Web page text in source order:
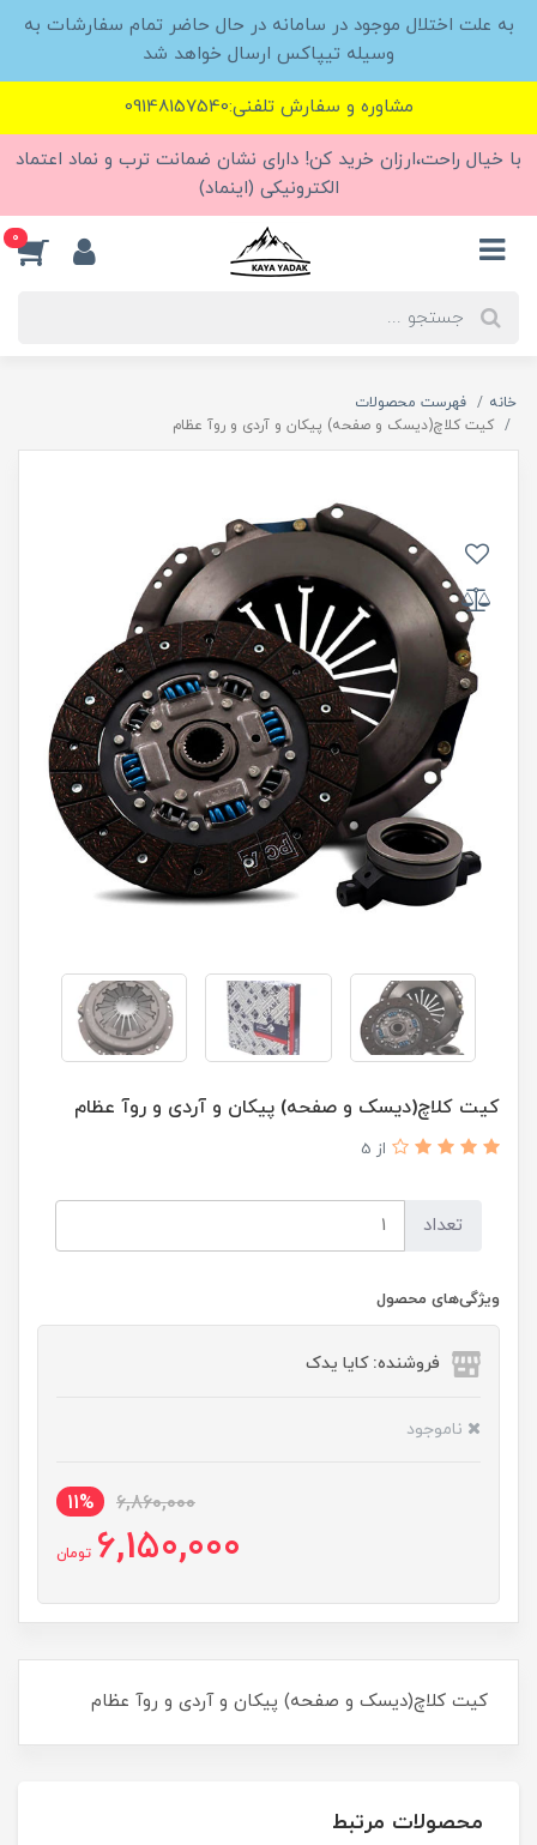
به علت اختلال موجود در سامانه در حال حاضر تمام سفارشات به
وسیله تیپاکس ارسال خواهد شد
مشاوره و سفارش تلفنی:09148157540
با خیال راحت،ارزان خرید کن! دارای نشان ضمانت ترب و نماد اعتماد
الکترونیکی (اینماد)
0
خانه
فهرست محصولات
کیت کلاچ(دیسک و صفحه) پیکان و آردی و روآ عظام
کیت کلاچ(دیسک و صفحه) پیکان و آردی و روآ عظام
از 5
تعداد
ویژگی‌های محصول
فروشنده: کایا یدک
ناموجود
6,860,000
11%
6,150,000 تومان
کیت کلاچ(دیسک و صفحه) پیکان و آردی و روآ عظام
محصولات مرتبط